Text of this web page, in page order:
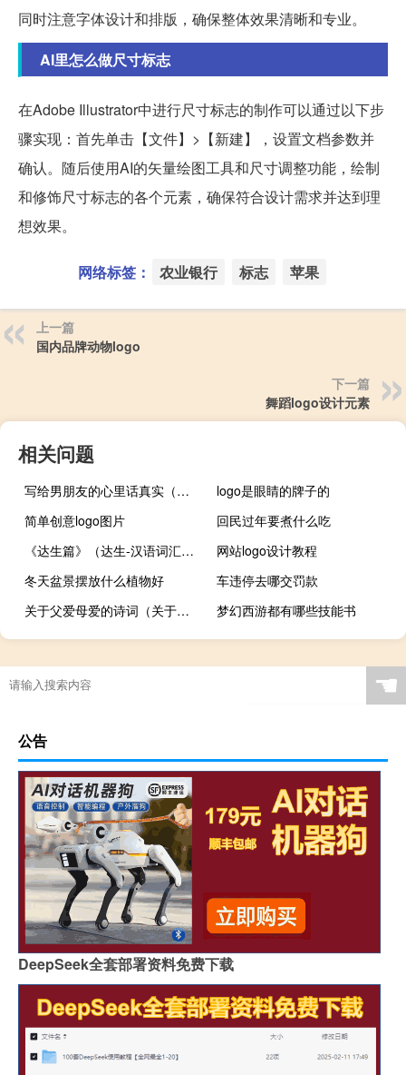
同时注意字体设计和排版，确保整体效果清晰和专业。
AI里怎么做尺寸标志
在Adobe Illustrator中进行尺寸标志的制作可以通过以下步
骤实现：首先单击【文件】>【新建】，设置文档参数并
确认。随后使用AI的矢量绘图工具和尺寸调整功能，绘制
和修饰尺寸标志的各个元素，确保符合设计需求并达到理
想效果。
网络标签： 农业银行 标志 苹果
上一篇
国内品牌动物logo
下一篇
舞蹈logo设计元素
相关问题
写给男朋友的心里话真实（写给男朋友的心里话）
logo是眼睛的牌子的
简单创意logo图片
回民过年要煮什么吃
《达生篇》（达生-汉语词汇简介）
网站logo设计教程
冬天盆景摆放什么植物好
车违停去哪交罚款
关于父爱母爱的诗词（关于父爱母爱的名言）
梦幻西游都有哪些技能书
☚
公告
DeepSeek全套部署资料免费下载